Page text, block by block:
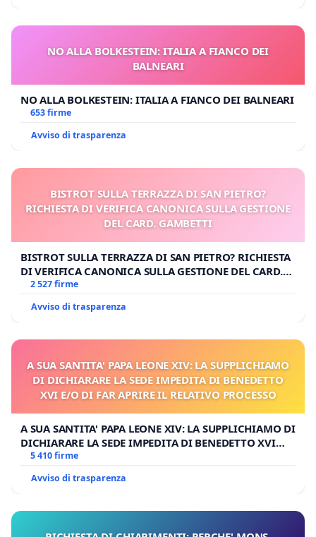
NO ALLA BOLKESTEIN: ITALIA A FIANCO DEI
BALNEARI
NO ALLA BOLKESTEIN: ITALIA A FIANCO DEI BALNEARI
653 firme
Avviso di trasparenza
BISTROT SULLA TERRAZZA DI SAN PIETRO?
RICHIESTA DI VERIFICA CANONICA SULLA GESTIONE
DEL CARD. GAMBETTI
BISTROT SULLA TERRAZZA DI SAN PIETRO? RICHIESTA
DI VERIFICA CANONICA SULLA GESTIONE DEL CARD.
GAMBETTI
2 527 firme
Avviso di trasparenza
A SUA SANTITA' PAPA LEONE XIV: LA SUPPLICHIAMO
DI DICHIARARE LA SEDE IMPEDITA DI BENEDETTO
XVI E/O DI FAR APRIRE IL RELATIVO PROCESSO
A SUA SANTITA' PAPA LEONE XIV: LA SUPPLICHIAMO DI
DICHIARARE LA SEDE IMPEDITA DI BENEDETTO XVI
E/O DI FAR APRIRE IL RELATIVO PROCESSO
5 410 firme
Avviso di trasparenza